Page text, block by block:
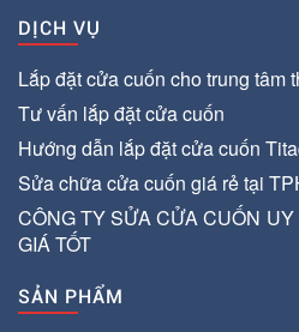
DỊCH VỤ
Lắp đặt cửa cuốn cho trung tâm
Tư vấn lắp đặt cửa cuốn
Hướng dẫn lắp đặt cửa cuốn
Sửa chữa cửa cuốn giá rẻ tại
CÔNG TY SỬA CỬA CUỐN
GIÁ TỐT
SẢN PHẨM